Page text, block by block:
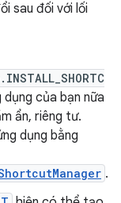
sau đối với lối
của bạn nữa
ẩn, riêng tư.
dụng bằng
.